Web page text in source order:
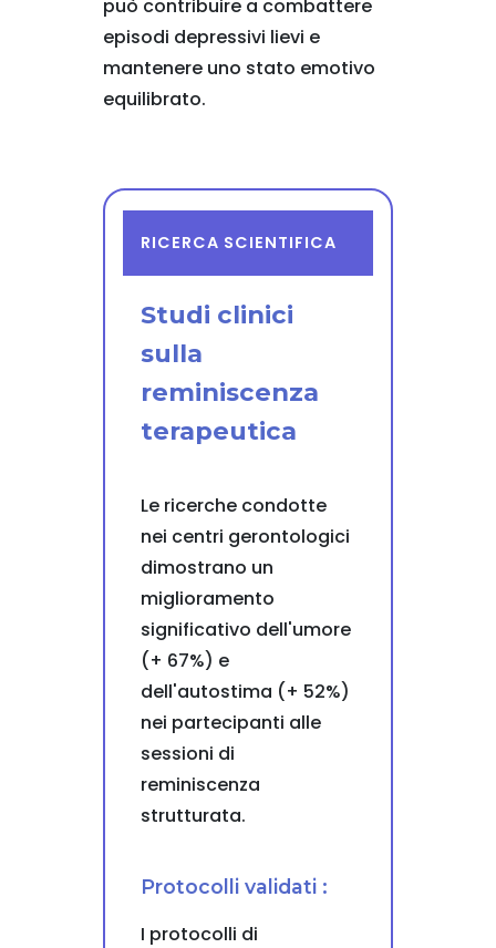
può contribuire a combattere
episodi depressivi lievi e
mantenere uno stato emotivo
equilibrato.
RICERCA SCIENTIFICA
Studi clinici
sulla
reminiscenza
terapeutica
Le ricerche condotte
nei centri gerontologici
dimostrano un
miglioramento
significativo dell'umore
(+ 67%) e
dell'autostima (+ 52%)
nei partecipanti alle
sessioni di
reminiscenza
strutturata.
Protocolli validati :
I protocolli di